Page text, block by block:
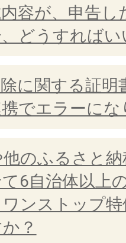
容が、申告し
どうすれば
除に関する証明
でエラーにな
のふるさと
6自治体以上
ンストップ
？